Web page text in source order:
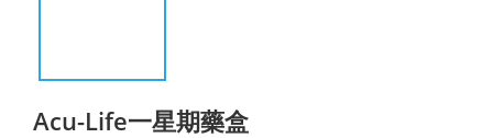
Acu-Life一星期藥盒